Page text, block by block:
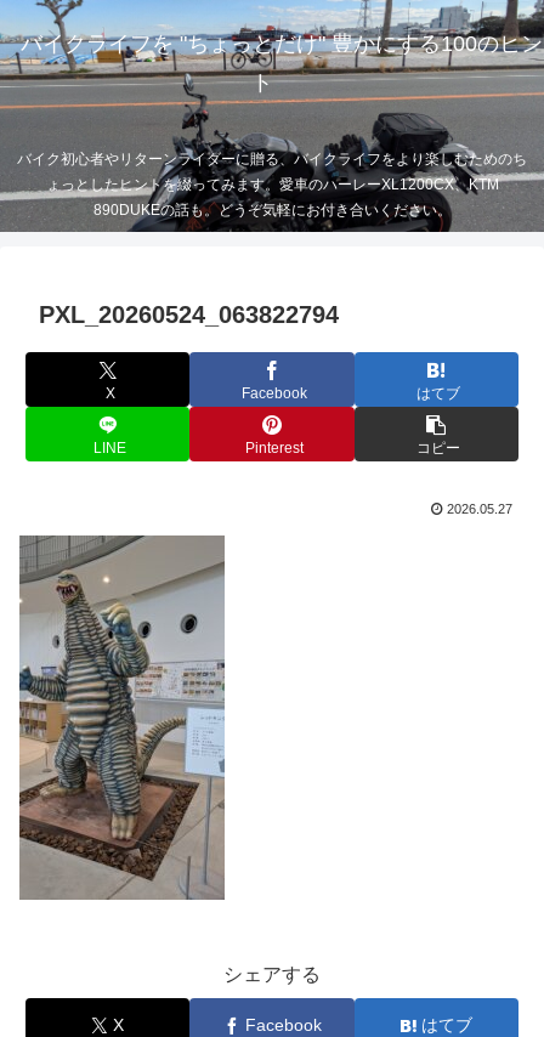
バイクライフを "ちょっとだけ" 豊かにする100のヒン
ト
バイク初心者やリターンライダーに贈る、バイクライフをより楽しむためのち
ょっとしたヒントを綴ってみます。愛車のハーレーXL1200CX、KTM
890DUKEの話も。どうぞ気軽にお付き合いください。
PXL_20260524_063822794
X Facebook はてブ
LINE Pinterest コピー
2026.05.27
シェアする
X Facebook はてブ